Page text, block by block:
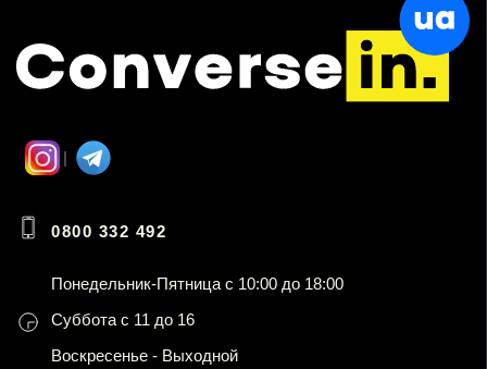
0800 332 492
Понедельник-Пятница с 10:00 до 18:00
Суббота с 11 до 16
Воскресенье - Выходной